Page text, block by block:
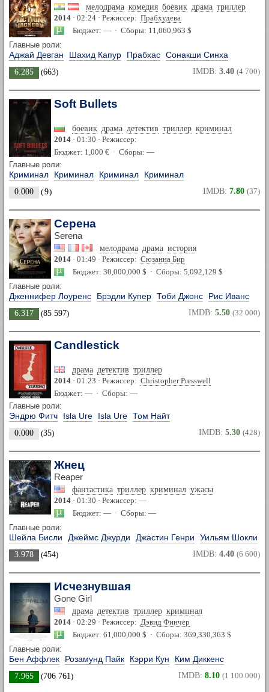
мелодрама комедия боевик драма триллер
2014 · 02:24 · Режиссер: Прабхудева
Бюджет: — · Сборы: 11,060,963 $
Главные роли:
Аджай Девган Шахид Капур Прабхас Сонакши Синха
6.285 (663) IMDB: 3.40 (4 700)
Soft Bullets
боевик драма детектив триллер криминал
2014 · 01:30 · Режиссер:
Бюджет: 1,000 € · Сборы: —
Главные роли:
Криминал Криминал Криминал Криминал
0.000 (9) IMDB: 7.80 (37)
Серена
Serena
мелодрама драма история
2014 · 01:49 · Режиссер: Сюзанна Бир
Бюджет: 30,000,000 $ · Сборы: 5,092,129 $
Главные роли:
Дженнифер Лоуренс Брэдли Купер Тоби Джонс Рис Иванс
6.317 (85 597) IMDB: 5.50 (32 000)
Candlestick
драма детектив триллер
2014 · 01:23 · Режиссер: Christopher Presswell
Бюджет: — · Сборы: —
Главные роли:
Эндрю Фитч Isla Ure Isla Ure Том Найт
0.000 (35) IMDB: 5.30 (428)
Жнец
Reaper
фантастика триллер криминал ужасы
2014 · 01:30 · Режиссер: —
Бюджет: — · Сборы: —
Главные роли:
Шейла Бисли Джеймс Джурди Джастин Генри Уильям Шокли
3.978 (454) IMDB: 4.40 (6 600)
Исчезнувшая
Gone Girl
драма детектив триллер криминал
2014 · 02:29 · Режиссер: Дэвид Финчер
Бюджет: 61,000,000 $ · Сборы: 369,330,363 $
Главные роли:
Бен Аффлек Розамунд Пайк Кэрри Кун Ким Диккенс
7.965 (706 761) IMDB: 8.10 (1 100 000)